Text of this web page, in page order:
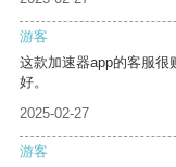
游客
这款加速器app的客服很
好。
2025-02-27
游客